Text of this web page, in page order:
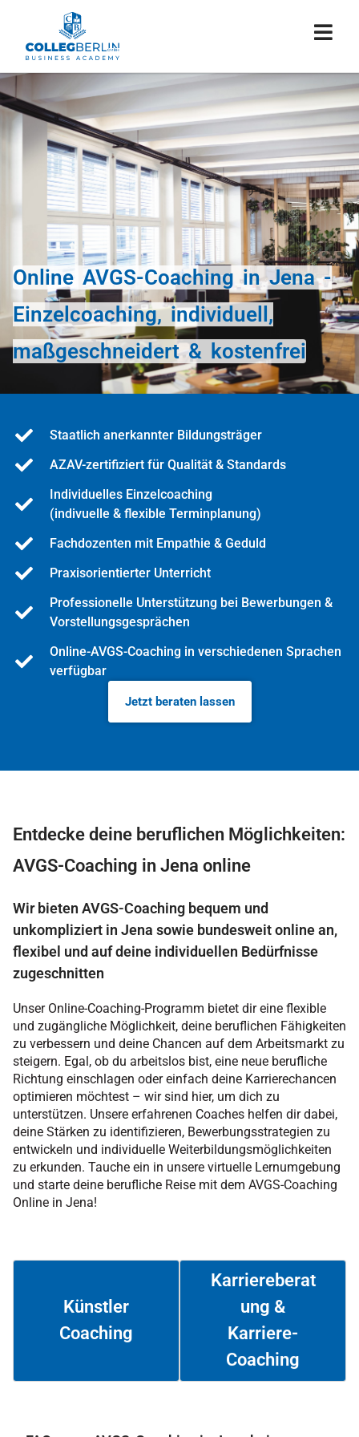
Online AVGS-Coaching in Jena -
Einzelcoaching, individuell,
maßgeschneidert & kostenfrei
Staatlich anerkannter Bildungsträger
AZAV-zertifiziert für Qualität & Standards
Individuelles Einzelcoaching
(indivuelle & flexible Terminplanung)
Fachdozenten mit Empathie & Geduld
Praxisorientierter Unterricht
Professionelle Unterstützung bei Bewerbungen &
Vorstellungsgesprächen
Online-AVGS-Coaching in verschiedenen Sprachen
verfügbar
Jetzt beraten lassen
Entdecke deine beruflichen Möglichkeiten:
AVGS-Coaching in Jena online
Wir bieten AVGS-Coaching bequem und
unkompliziert in Jena sowie bundesweit online an,
flexibel und auf deine individuellen Bedürfnisse
zugeschnitten
Unser Online-Coaching-Programm bietet dir eine flexible
und zugängliche Möglichkeit, deine beruflichen Fähigkeiten
zu verbessern und deine Chancen auf dem Arbeitsmarkt zu
steigern. Egal, ob du arbeitslos bist, eine neue berufliche
Richtung einschlagen oder einfach deine Karrierechancen
optimieren möchtest – wir sind hier, um dich zu
unterstützen. Unsere erfahrenen Coaches helfen dir dabei,
deine Stärken zu identifizieren, Bewerbungsstrategien zu
entwickeln und individuelle Weiterbildungsmöglichkeiten
zu erkunden. Tauche ein in unsere virtuelle Lernumgebung
und starte deine berufliche Reise mit dem AVGS-Coaching
Online in Jena!
Künstler
Coaching
Weiterlesen
Karriereberat
ung &
Karriere-
Coaching
Weiterlesen